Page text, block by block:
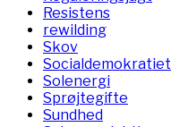
Resistens
rewilding
Skov
Socialdemokratiet
Solenergi
Sprøjtegifte
Sundhed